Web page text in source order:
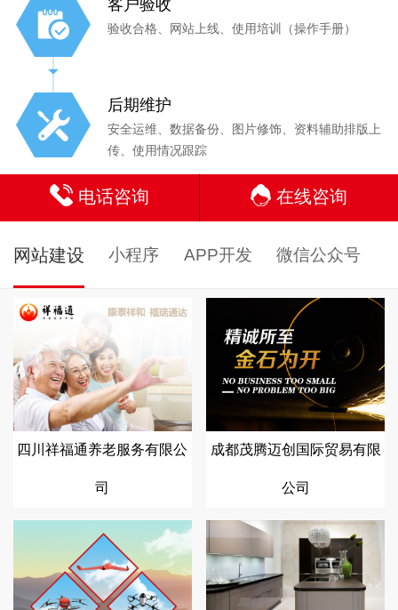
客户验收
验收合格、网站上线、使用培训（操作手册）
后期维护
安全运维、数据备份、图片修饰、资料辅助排版上
传、使用情况跟踪
电话咨询 在线咨询
网站建设 小程序 APP开发 微信公众号
四川祥福通养老服务有限公
司
成都茂腾迈创国际贸易有限
公司